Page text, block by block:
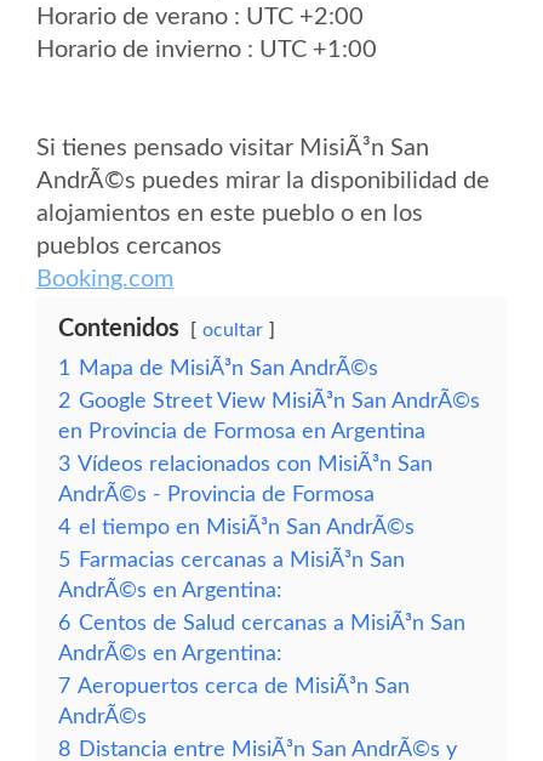
Horario de verano : UTC +2:00
Horario de invierno : UTC +1:00
Si tienes pensado visitar MisiÃ³n San
AndrÃ©s puedes mirar la disponibilidad de
alojamientos en este pueblo o en los
pueblos cercanos
Booking.com
Contenidos ocultar
1
Mapa de MisiÃ³n San AndrÃ©s
2 Google Street View MisiÃ³n San AndrÃ©s
en Provincia de Formosa en Argentina
3 Vídeos relacionados con MisiÃ³n San
AndrÃ©s - Provincia de Formosa
4 el tiempo en MisiÃ³n San AndrÃ©s
5 Farmacias cercanas a MisiÃ³n San
AndrÃ©s en Argentina:
6 Centos de Salud cercanas a MisiÃ³n San
AndrÃ©s en Argentina:
7 Aeropuertos cerca de MisiÃ³n San
AndrÃ©s
8 Distancia entre MisiÃ³n San AndrÃ©s y